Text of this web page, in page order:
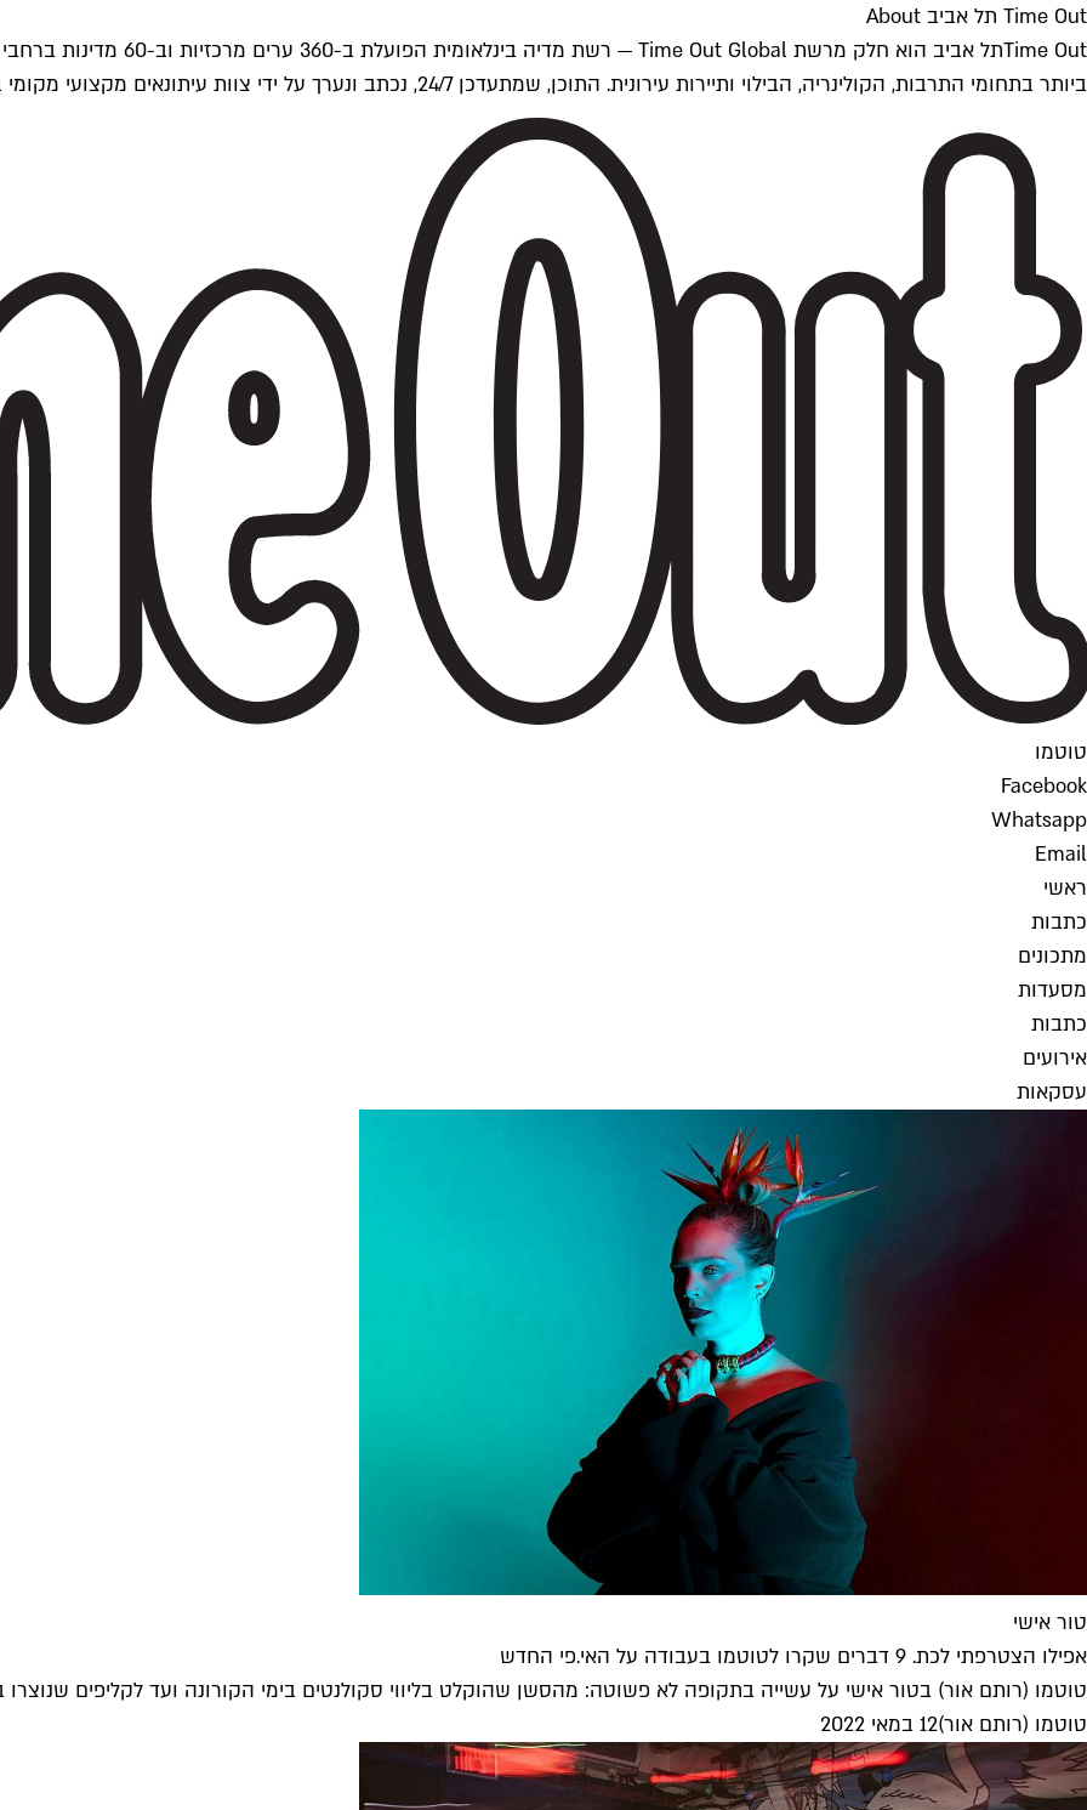
Time Out תל אביב About
ביותר בתחומי התרבות, הקולינריה, הבילוי ותיירות עירונית. התוכן, שמתעדכן 24/7, נכתב ונערך על ידי צוות עיתונאים מקצועי מקומי בישראל, בהתאם לסטנדרטים של Time Out העולמית.
טוטמו
Facebook
Whatsapp
Email
ראשי
כתבות
מתכונים
מסעדות
כתבות
אירועים
עסקאות
טור אישי
אפילו הצטרפתי לכת. 9 דברים שקרו לטוטמו בעבודה על האי.פי החדש
טוטמו (רותם אור) בטור אישי על עשייה בתקופה לא פשוטה: מהסשן שהוקלט בליווי סקולנטים בימי הקורונה ועד לקליפים
טוטמו (רותם אור)12 במאי 2022